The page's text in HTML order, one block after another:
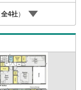
です（大型駐車場完
ます！】お電話受
につき土日はもちろ
性営業スタッフによ
全4社）